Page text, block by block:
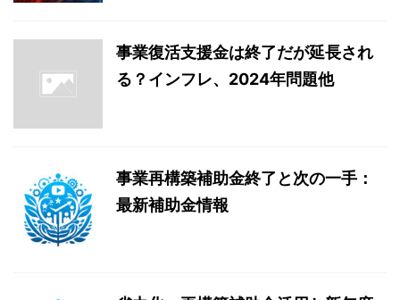
事業復活支援金は終了だが延長され
る？インフレ、2024年問題他
事業再構築補助金終了と次の一手：
最新補助金情報